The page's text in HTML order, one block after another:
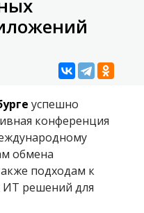
успешно
конференция
обмена
подходам к
ИТ решений для